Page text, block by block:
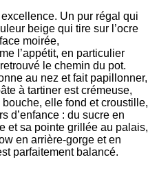
Un pur régal qui
beige qui tire sur l’ocre
moirée,
l’appétit, en particulier
le chemin du pot.
au nez et fait papillonner,
à tartiner est crémeuse,
elle fond et croustille,
d’enfance : du sucre en
et sa pointe grillée au palais,
en arrière-gorge et en
parfaitement balancé.